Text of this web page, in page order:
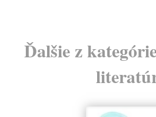
Ďalšie z